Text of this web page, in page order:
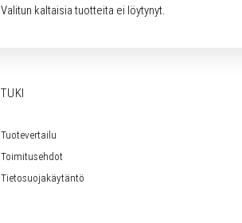
Valitun kaltaisia tuotteita ei löytynyt.
TUKI
Tuotevertailu
Toimitusehdot
Tietosuojakäytäntö